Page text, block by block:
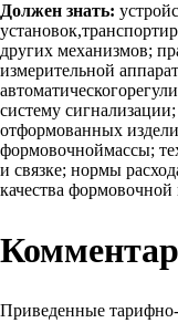
Должен знать:
других механизмов;
измерительной
систему
отформованных
формовочноймассы;
и связке; нормы
качества
Приведенные